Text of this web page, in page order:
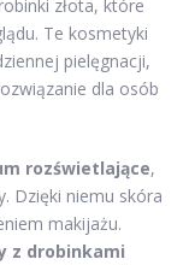
złota, które
Te kosmetyki
pielęgnacji,
dla osób
rozświetlające,
Dzięki niemu skóra
makijażu.
z drobinkami